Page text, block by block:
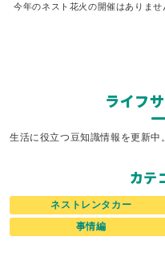
今年のネスト花火の開催はありませ
ライフ
生活に役立つ豆知識情報を更新中。
カテ
ネストレンタカー
事情編